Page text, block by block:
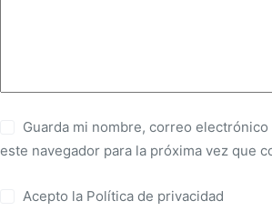
Guarda mi nombre, correo electrónico
este navegador para la próxima vez que
Acepto la Política de privacidad